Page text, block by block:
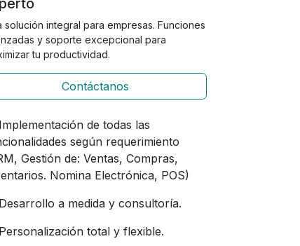
solución integral para empresas. Funciones
y soporte excepcional para
tu productividad.
Contáctanos
Implementación de todas las
según requerimiento
Gestión de: Ventas, Compras,
Nomina Electrónica, POS)
Desarrollo a medida y consultoría.
Personalización total y flexible.